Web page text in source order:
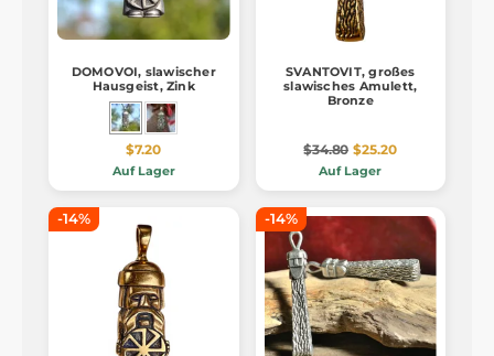
DOMOVOI, slawischer
Hausgeist, Zink
$7.20
Auf Lager
SVANTOVIT, großes
slawisches Amulett,
Bronze
$34.80 $25.20
Auf Lager
-14% -14%